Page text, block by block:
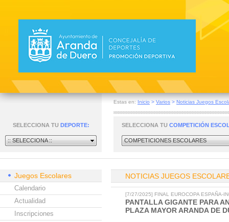
Estas en: Inicio > Varios > Noticias Juegos
SELECCIONA TU DEPORTE:
:: SELECCIONA ::
SELECCIONA TU COMPETICIÓN
COMPETICIONES ESCOLARES
Juegos Escolares
Calendario
Actualidad
Inscripciones
NOTICIAS JUEGOS
[7/27/2025] FINAL EUROCOPA ESPAÑA-
PANTALLA GIGANTE PARA
PLAZA MAYOR ARANDA DE